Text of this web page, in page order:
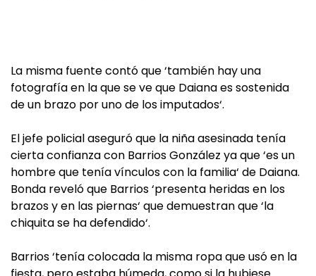
La misma fuente contó que ‘también hay una
fotografía en la que se ve que Daiana es sostenida
de un brazo por uno de los imputados‘.
El jefe policial aseguró que la niña asesinada tenía
cierta confianza con Barrios González ya que ‘es un
hombre que tenía vínculos con la familia‘ de Daiana.
Bonda reveló que Barrios ‘presenta heridas en los
brazos y en las piernas‘ que demuestran que ‘la
chiquita se ha defendido‘.
Barrios ‘tenía colocada la misma ropa que usó en la